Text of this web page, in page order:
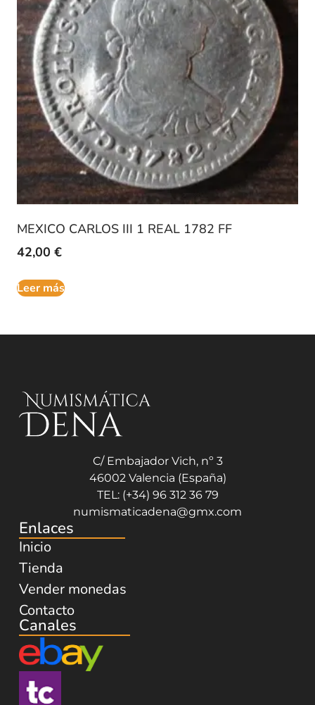
MEXICO CARLOS III 1 REAL 1782 FF
42,00 €
Leer más
C/ Embajador Vich, nº 3
46002 Valencia (España)
TEL: (+34) 96 312 36 79
numismaticadena@gmx.com
Enlaces
Inicio
Tienda
Vender monedas
Contacto
Canales